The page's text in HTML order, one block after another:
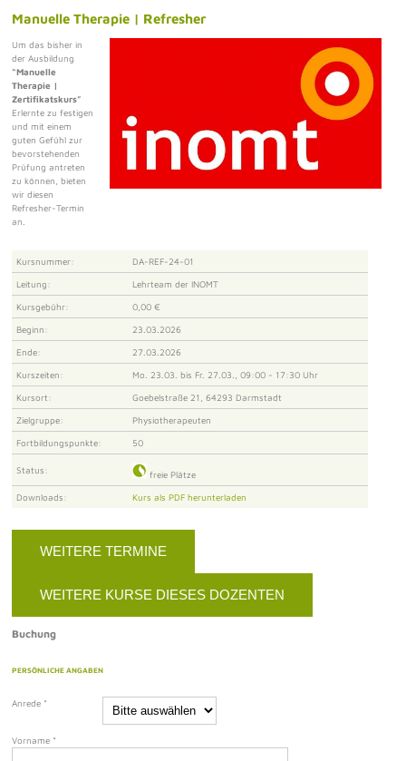
Manuelle Therapie | Refresher
Um das bisher in
der Ausbildung
“Manuelle
Therapie |
Zertifikatskurs”
Erlernte zu festigen
und mit einem
guten Gefühl zur
bevorstehenden
Prüfung antreten
zu können, bieten
wir diesen
Refresher-Termin
an.
Kursnummer: DA-REF-24-01
Leitung: Lehrteam der INOMT
Kursgebühr: 0,00 €
Beginn: 23.03.2026
Ende: 27.03.2026
Kurszeiten: Mo. 23.03. bis Fr. 27.03., 09:00 - 17:30 Uhr
Kursort: Goebelstraße 21, 64293 Darmstadt
Zielgruppe: Physiotherapeuten
Fortbildungspunkte: 50
Status: freie Plätze
Downloads: Kurs als PDF herunterladen
WEITERE TERMINE
WEITERE KURSE DIESES DOZENTEN
Buchung
PERSÖNLICHE ANGABEN
Anrede *
Vorname *